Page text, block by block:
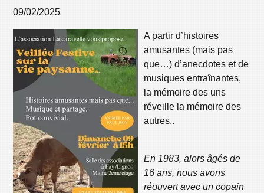
09/02/2025
A partir d’histoires
amusantes (mais pas
que…) d’anecdotes et de
musiques entraînantes,
la mémoire des uns
réveille la mémoire des
autres..
En 1983, alors âgés de
16 ans, nous avons
réouvert avec un copain